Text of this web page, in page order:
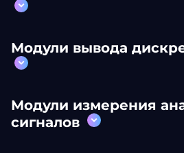
Модули вывода
Модули измерения
сигналов